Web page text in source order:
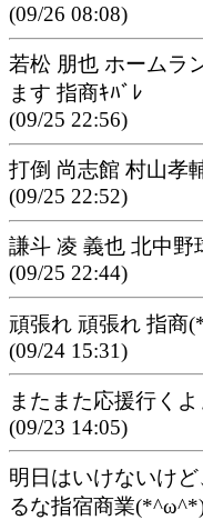
(09/26 08:08)
若松 朋也 ホームラ
ます 指商ｷﾊﾞﾚ
(09/25 22:56)
打倒 尚志館 村山孝
(09/25 22:52)
謙斗 凌 義也 北中野
(09/25 22:44)
頑張れ 頑張れ 指商
(09/24 15:31)
またまた応援行く
(09/23 14:05)
明日はいけないけ
るな指宿商業